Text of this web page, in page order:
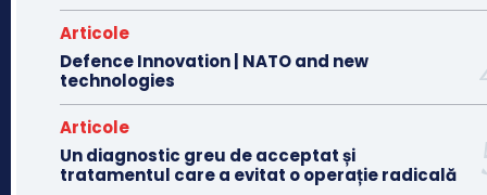
Articole
Defence Innovation | NATO and new
technologies
Articole
Un diagnostic greu de acceptat și
tratamentul care a evitat o operație radicală